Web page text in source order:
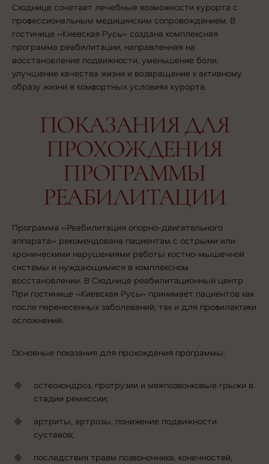
Сходнице сочетает лечебные возможности курорта с
профессиональным медицинским сопровождением. В
гостинице «Киевская Русь» создана комплексная
программа реабилитации, направленная на
восстановление подвижности, уменьшение боли,
улучшение качества жизни и возвращение к активному
образу жизни в комфортных условиях курорта.
ПОКАЗАНИЯ ДЛЯ
ПРОХОЖДЕНИЯ
ПРОГРАММЫ
РЕАБИЛИТАЦИИ
Программа «Реабилитация опорно-двигательного
аппарата» рекомендована пациентам с острыми или
хроническими нарушениями работы костно-мышечной
системы и нуждающимися в комплексном
восстановлении. В Сходнице реабилитационный центр
При гостинице «Киевская Русь» принимает пациентов как
после перенесенных заболеваний, так и для профилактики
осложнений.
Основные показания для прохождения программы:
остеохондроз, протрузии и межпозвонковые грыжи в
стадии ремиссии;
артриты, артрозы, понижение подвижности
суставов;
последствия травм позвоночника, конечностей,